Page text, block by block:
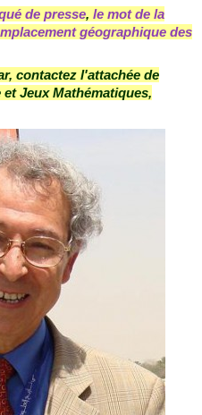
de presse, le mot de la
géographique des
contactez l'attachée de
Jeux Mathématiques,